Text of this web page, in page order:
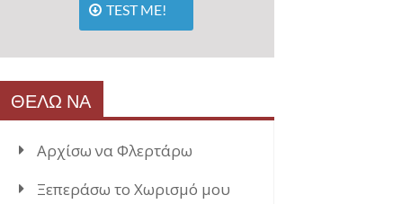
TEST ME!
ΘΕΛΩ ΝΑ
Αρχίσω να Φλερτάρω
Ξεπεράσω το Χωρισμό μου